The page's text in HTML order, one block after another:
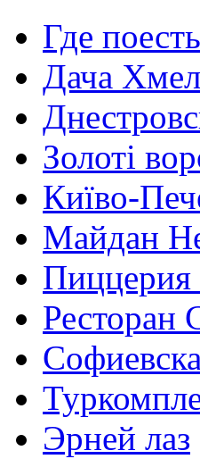
Где
Дача
Золоті
Київо-
Майдан
Ресторан
Эрней лаз